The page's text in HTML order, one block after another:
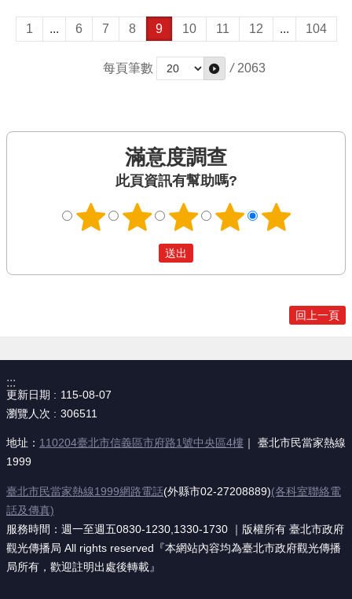
1 ... 6 7 8 9 10 11 12 ... 104
每頁筆數 / 2063
滿意度調查
此頁資訊有幫助嗎?
回上一頁
:::
更新日期
115-08-07
瀏覽人次
306511
地址： 110204臺北市信義區市府路1號中央區4樓 ｜ 臺北市民當家熱線
1999
臺北市民當家熱線1999網路電話(外縣市02-27208889)(各科室聯絡電
話及傳真)
服務時間：週一至週五0830-1230,1330-1730 ｜版權所有 臺北市政府
觀光傳播局 All rights reserved『本網站內容均為臺北市政府觀光傳播
局所有，歡迎註明出處後轉載』